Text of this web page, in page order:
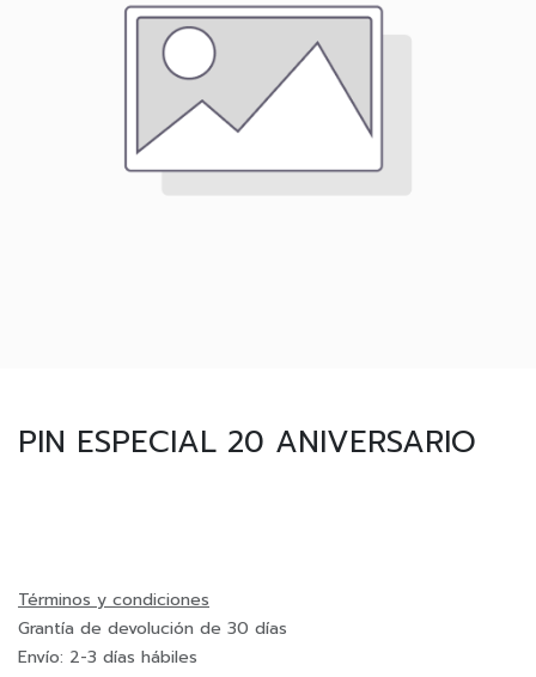
PIN ESPECIAL 20 ANIVERSARIO
Términos y condiciones
Grantía de devolución de 30 días
Envío: 2-3 días hábiles